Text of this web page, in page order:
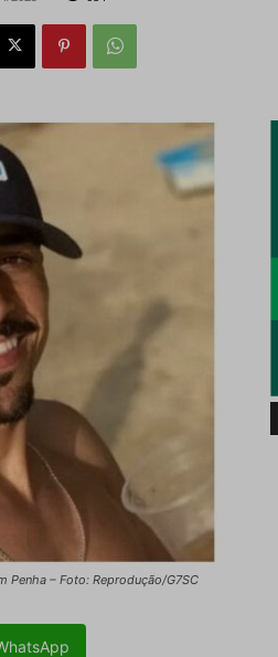
Penha – Foto: Reprodução/G7SC